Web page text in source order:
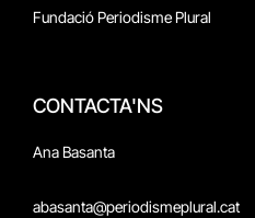
Fundació Periodisme Plural
CONTACTA'NS
Ana Basanta
abasanta@periodismeplural.cat